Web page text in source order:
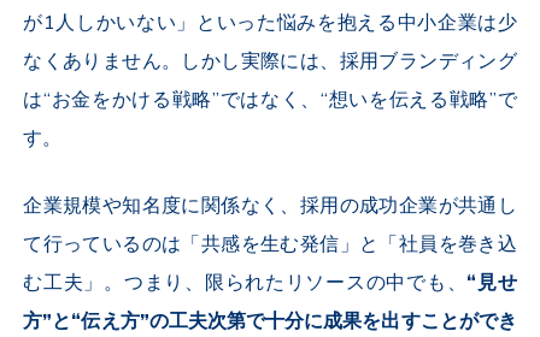
が1人しかいない」といった悩みを抱える中小企業は少
なくありません。しかし実際には、採用ブランディング
は“お金をかける戦略”ではなく、“想いを伝える戦略”で
す。
企業規模や知名度に関係なく、採用の成功企業が共通し
て行っているのは「共感を生む発信」と「社員を巻き込
む工夫」。つまり、限られたリソースの中でも、 “見せ
方”と“伝え方”の工夫次第で十分に成果を出すことができ